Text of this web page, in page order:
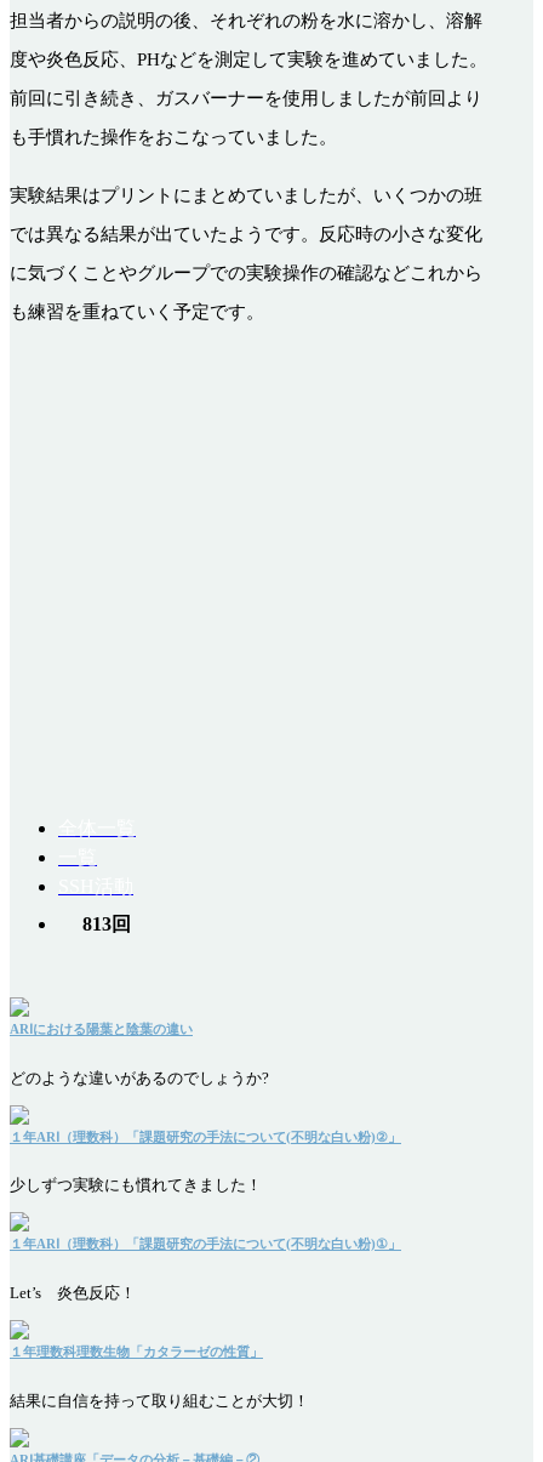
担当者からの説明の後、それぞれの粉を水に溶かし、溶解
度や炎色反応、PHなどを測定して実験を進めていました。
前回に引き続き、ガスバーナーを使用しましたが前回より
も手慣れた操作をおこなっていました。
実験結果はプリントにまとめていましたが、いくつかの班
では異なる結果が出ていたようです。反応時の小さな変化
に気づくことやグループでの実験操作の確認などこれから
も練習を重ねていく予定です。
813回
ARⅠにおける陽葉と陰葉の違い
どのような違いがあるのでしょうか?
１年ARⅠ（理数科）「課題研究の手法について(不明な白い粉)②」
少しずつ実験にも慣れてきました！
１年ARⅠ（理数科）「課題研究の手法について(不明な白い粉)①」
Let’s 炎色反応！
１年理数科理数生物「カタラーゼの性質」
結果に自信を持って取り組むことが大切！